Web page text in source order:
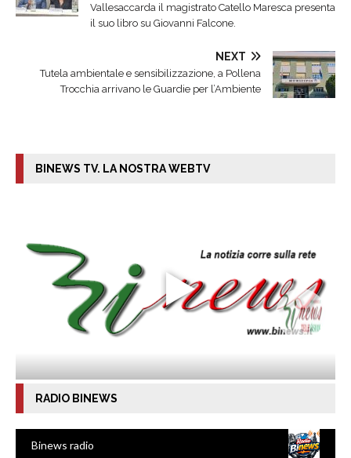
Vallesaccarda il magistrato Catello Maresca presenta
il suo libro su Giovanni Falcone.
NEXT
Tutela ambientale e sensibilizzazione, a Pollena
Trocchia arrivano le Guardie per l’Ambiente
BINEWS TV. LA NOSTRA WEBTV
RADIO BINEWS